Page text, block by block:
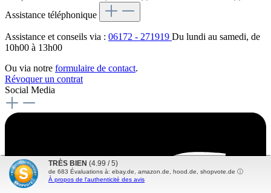
Assistance téléphonique
Assistance et conseils via : 06172 - 271919 Du lundi au samedi, de
10h00 à 13h00
Ou via notre formulaire de contact.
Révoquer un contrat
Social Media
TRÈS BIEN (4.99 / 5)
de 683 Évaluations à: ebay.de, amazon.de, hood.de, shopvote.de ⓘ
À propos de l'authenticité des avis